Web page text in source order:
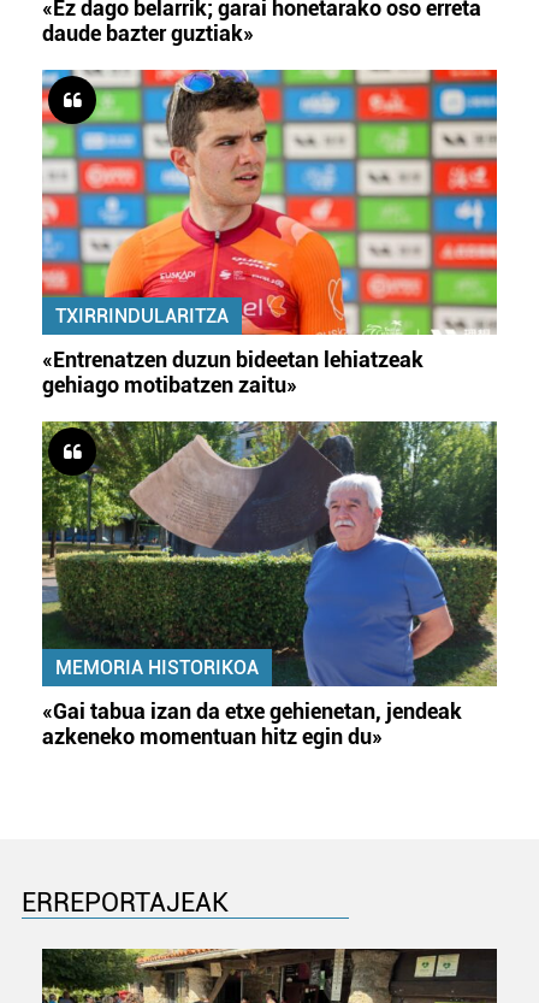
«Ez dago belarrik; garai honetarako oso erreta
daude bazter guztiak»
TXIRRINDULARITZA
«Entrenatzen duzun bideetan lehiatzeak
gehiago motibatzen zaitu»
MEMORIA HISTORIKOA
«Gai tabua izan da etxe gehienetan, jendeak
azkeneko momentuan hitz egin du»
ERREPORTAJEAK